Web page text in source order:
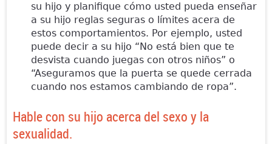
su hijo y planifique cómo usted pueda enseñar
a su hijo reglas seguras o límites acera de
estos comportamientos. Por ejemplo, usted
puede decir a su hijo “No está bien que te
desvista cuando juegas con otros niños” o
“Aseguramos que la puerta se quede cerrada
cuando nos estamos cambiando de ropa”.
Hable con su hijo acerca del sexo y la
sexualidad.